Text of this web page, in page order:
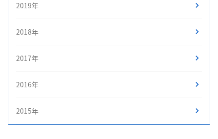
2019年
2018年
2017年
2016年
2015年